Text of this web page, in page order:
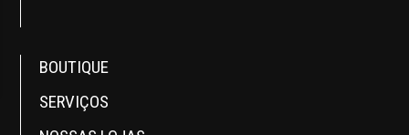
BOUTIQUE
SERVIÇOS